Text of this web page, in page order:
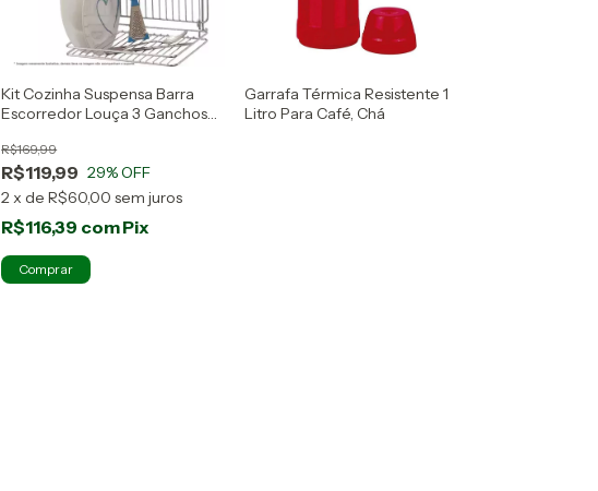
Kit Cozinha Suspensa Barra
Escorredor Louça 3 Ganchos
R$119,99
R$169,99
29% OFF
2xdeR$60,00 sem juros
R$116,39 comPix
Garrafa Térmica Resistente 1
Litro Para Café, Chá